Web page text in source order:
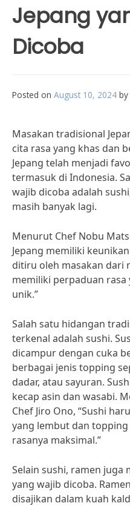
Jepang
Dicoba
Posted on August 10, 2024 by
Masakan tradisional
cita rasa yang khas dan
Jepang telah menjadi
termasuk di Indonesia.
wajib dicoba adalah
masih banyak lagi.
Menurut Chef Nobu
Jepang memiliki
ditiru oleh masakan dari
memiliki perpaduan
unik.”
Salah satu hidangan
terkenal adalah sushi.
dicampur dengan cuka
berbagai jenis topping
dadar, atau sayuran.
kecap asin dan wasabi.
Chef Jiro Ono, “Sushi
yang lembut dan
rasanya maksimal.”
Selain sushi, ramen juga
yang wajib dicoba.
disajikan dalam kuah